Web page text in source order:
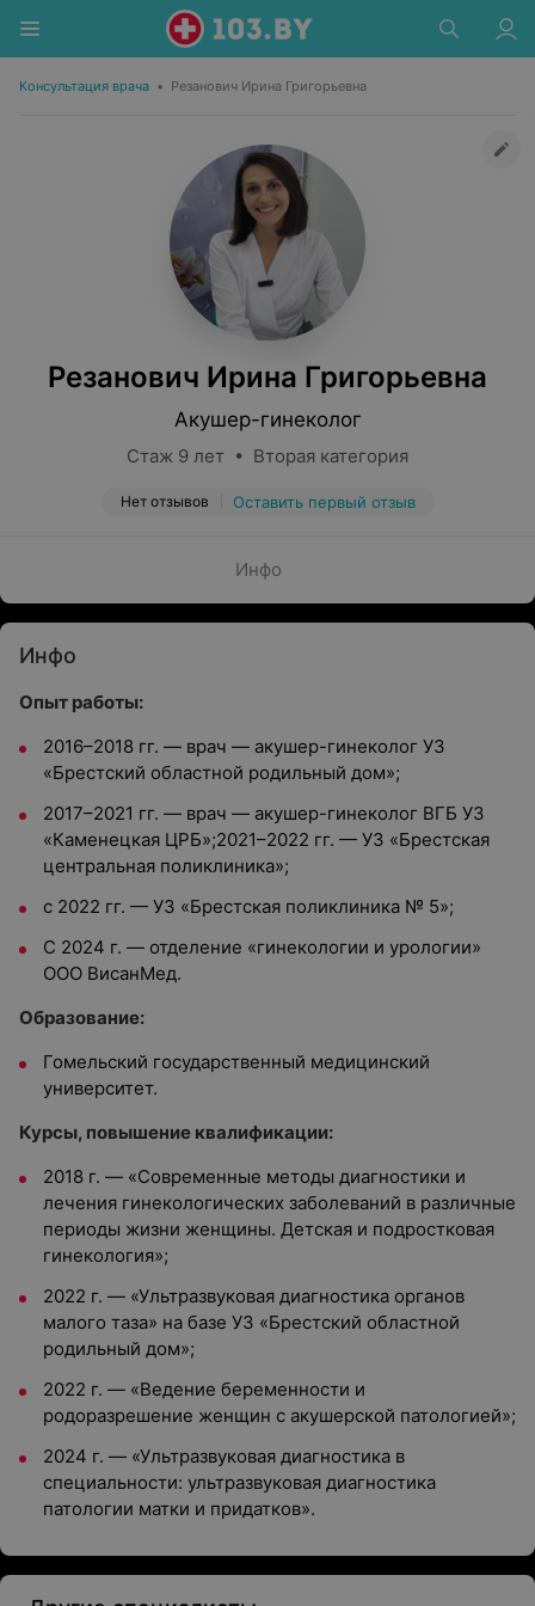
Консультация врача • Резанович Ирина Григорьевна
Резанович Ирина Григорьевна
Акушер-гинеколог
Стаж 9 лет • Вторая категория
Нет отзывов Оставить первый отзыв
Инфо
Инфо
Опыт работы:
2016–2018 гг. — врач — акушер-гинеколог УЗ
«Брестский областной родильный дом»;
2017–2021 гг. — врач — акушер-гинеколог ВГБ УЗ
«Каменецкая ЦРБ»;2021–2022 гг. — УЗ «Брестская
центральная поликлиника»;
с 2022 гг. — УЗ «Брестская поликлиника № 5»;
С 2024 г. — отделение «гинекологии и урологии»
ООО ВисанМед.
Образование:
Гомельский государственный медицинский
университет.
Курсы, повышение квалификации:
2018 г. — «Современные методы диагностики и
лечения гинекологических заболеваний в различные
периоды жизни женщины. Детская и подростковая
гинекология»;
2022 г. — «Ультразвуковая диагностика органов
малого таза» на базе УЗ «Брестский областной
родильный дом»;
2022 г. — «Ведение беременности и
родоразрешение женщин с акушерской патологией»;
2024 г. — «Ультразвуковая диагностика в
специальности: ультразвуковая диагностика
патологии матки и придатков».